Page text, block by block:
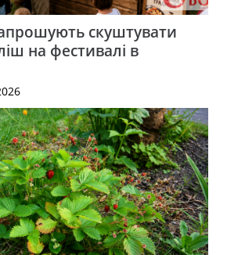
скуштувати
на фестивалі в